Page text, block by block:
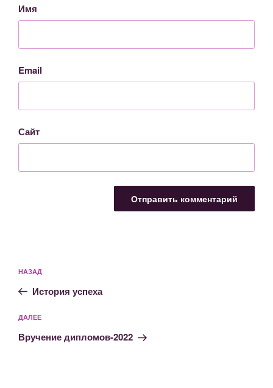
Имя
Email
Сайт
по
записям
Предыдущая
запись:
НАЗАД
История успеха
Следующая
запись
ДАЛЕЕ
Вручение дипломов-2022